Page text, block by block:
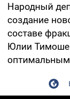
Народный
создание
составе
Юлии